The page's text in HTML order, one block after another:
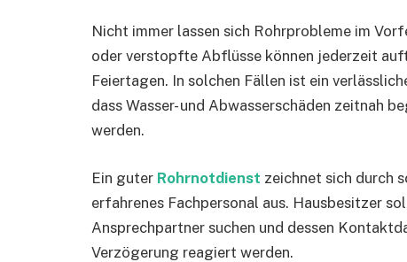
Nicht immer lassen sich Rohrprobleme im
oder verstopfte Abflüsse können jederzeit
Feiertagen. In solchen Fällen ist ein
dass Wasser- und Abwasserschäden zeitnah
werden.
Ein guter Rohrnotdienst zeichnet sich durch
erfahrenes Fachpersonal aus. Hausbesitzer
Ansprechpartner suchen und dessen
Verzögerung reagiert werden.